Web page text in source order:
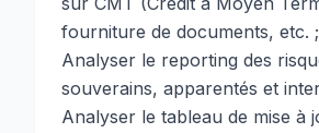
fourniture de documents, etc. ;
Analyser le reporting des
souverains, apparentés et
Analyser le tableau de mise à